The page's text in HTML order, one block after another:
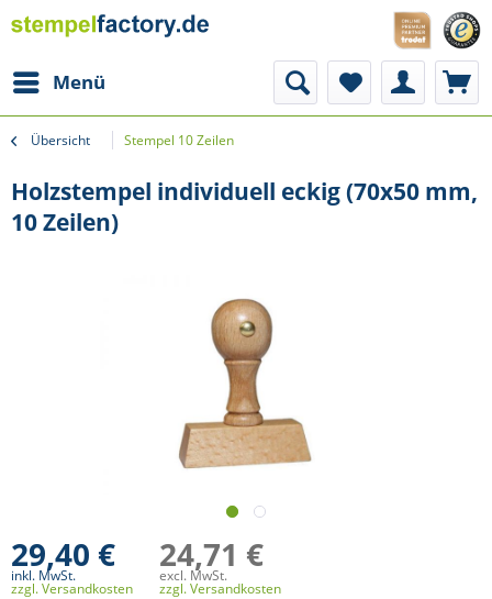
Menü
Übersicht Stempel 10 Zeilen
Holzstempel individuell eckig (70x50 mm,
10 Zeilen)
29,40 €
inkl. MwSt.
zzgl. Versandkosten
24,71 €
excl. MwSt.
zzgl. Versandkosten